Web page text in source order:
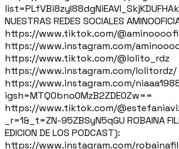
NUESTRAS REDES SOCIALES
https://www.tiktok.com/
https://www.instagram.com/
https://www.tiktok.com/@lolito_rdz
https://www.instagram.com/lolitordz/
https://www.instagram.com/
igsh=MTQ0bno0MzB2ZDE0Zw==
https://www.tiktok.com/
_r=1&_t=ZN-95ZBSyN5qGU ROBAINA
EDICION DE LOS PODCAST):
https://www.instagram.com/